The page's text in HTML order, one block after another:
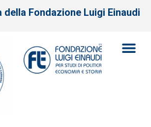
della Fondazione Luigi Einaudi